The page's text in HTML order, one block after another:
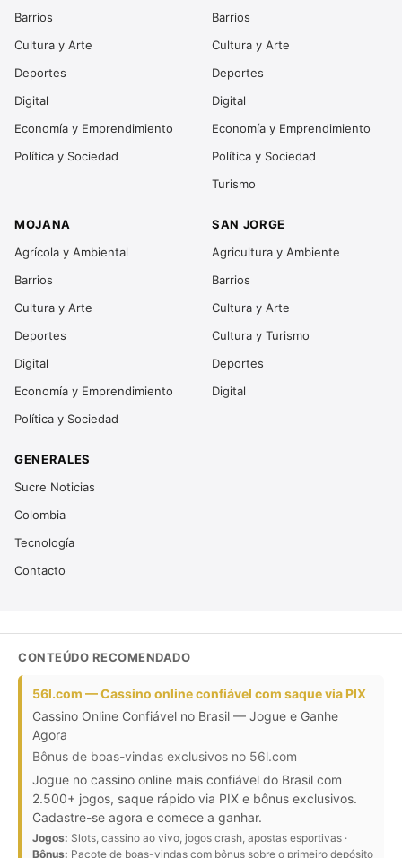
Barrios
Cultura y Arte
Deportes
Digital
Economía y Emprendimiento
Política y Sociedad
Barrios
Cultura y Arte
Deportes
Digital
Economía y Emprendimiento
Política y Sociedad
Turismo
MOJANA
Agrícola y Ambiental
Barrios
Cultura y Arte
Deportes
Digital
Economía y Emprendimiento
Política y Sociedad
SAN JORGE
Agricultura y Ambiente
Barrios
Cultura y Arte
Cultura y Turismo
Deportes
Digital
GENERALES
Sucre Noticias
Colombia
Tecnología
Contacto
CONTEÚDO RECOMENDADO
56l.com — Cassino online confiável com saque via PIX
Cassino Online Confiável no Brasil — Jogue e Ganhe
Agora
Bônus de boas-vindas exclusivos no 56l.com
Jogue no cassino online mais confiável do Brasil com
2.500+ jogos, saque rápido via PIX e bônus exclusivos.
Cadastre-se agora e comece a ganhar.
Jogos: Slots, cassino ao vivo, jogos crash, apostas esportivas ·
Bônus: Pacote de boas-vindas com bônus sobre o primeiro depósito